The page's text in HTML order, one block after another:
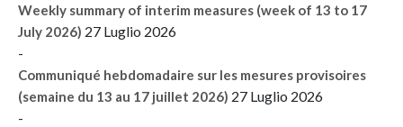
Weekly summary of interim measures (week of 13 to 17
July 2026) 27 Luglio 2026
-
Communiqué hebdomadaire sur les mesures provisoires
(semaine du 13 au 17 juillet 2026) 27 Luglio 2026
-